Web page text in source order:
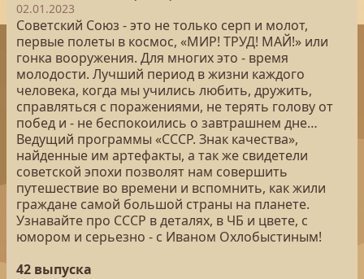
02.01.2023
Советский Союз - это не только серп и молот,
первые полеты в космос, «МИР! ТРУД! МАЙ!» или
гонка вооружения. Для многих это - время
молодости. Лучший период в жизни каждого
человека, когда мы учились любить, дружить,
справляться с поражениями, не терять голову от
побед и - не беспокоились о завтрашнем дне…
Ведущий программы «СССР. Знак качества»,
найденные им артефакты, а так же свидетели
советской эпохи позволят нам совершить
путешествие во времени и вспомнить, как жили
граждане самой большой страны на планете.
Узнавайте про СССР в деталях, в ЧБ и цвете, с
юмором и серьезно - с Иваном Охлобыстиным!
42 выпуска